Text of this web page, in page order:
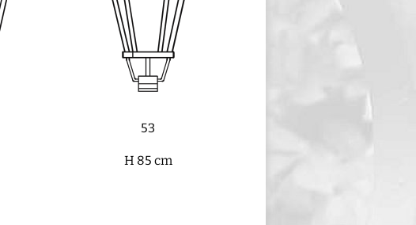
53
H 85 cm